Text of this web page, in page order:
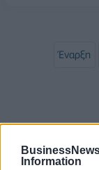
Information
Έναρξη